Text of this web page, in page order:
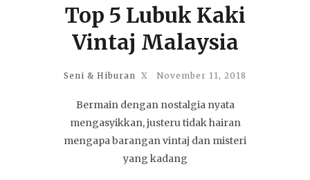
Top 5 Lubuk Kaki
Vintaj Malaysia
Seni & Hiburan X November 11, 2018
Bermain dengan nostalgia nyata
mengasyikkan, justeru tidak hairan
mengapa barangan vintaj dan misteri
yang kadang